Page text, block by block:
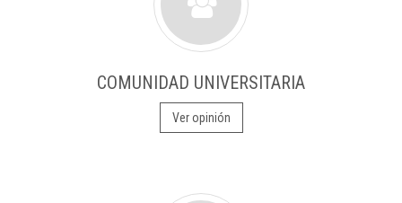
COMUNIDAD UNIVERSITARIA
Ver opinión